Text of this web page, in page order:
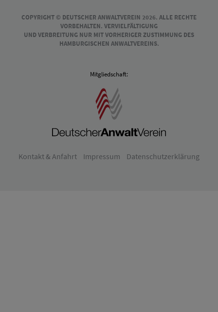
COPYRIGHT © DEUTSCHER ANWALTVEREIN 2026. ALLE RECHTE
VORBEHALTEN. VERVIELFÄLTIGUNG
UND VERBREITUNG NUR MIT VORHERIGER ZUSTIMMUNG DES
HAMBURGISCHEN ANWALTVEREINS.
Mitgliedschaft:
Kontakt & Anfahrt Impressum Datenschutzerklärung